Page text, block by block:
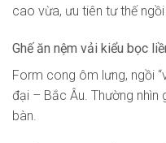
cao vừa, ưu tiên tư thế
Ghế ăn nệm vải kiểu bọc
Form cong ôm lưng, ngồi
đại – Bắc Âu. Thường nhìn
bàn.